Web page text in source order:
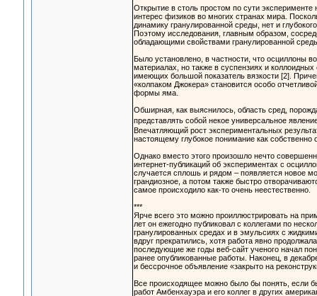
Открытие в столь простом по сути
интерес физиков во многих странах мира.
динамику гранулированной среды, нет и
Поэтому исследования, главным образом,
обладающими свойствами гранулированной
Было установлено, в частности, что осциллоны
материалах, но также в суспензиях и
имеющих большой показатель вязкости [2].
«колпаком Джокера» становится особо
формы яма.
Обширная, как выяснилось, область сред,
представлять собой некое универсальное
Впечатляющий рост экспериментальных
настоящему глубокое понимание как
Однако вместо этого произошло нечто
интернет-публикаций об экспериментах с
случается сплошь и рядом – появляется новое
грандиозное, а потом также быстро
самое происходило как-то очень неестественно.
***
Ярче всего это можно проиллюстрировать на
лет он ежегодно публиковал с коллегами по
гранулированных средах и в эмульсиях с
вдруг прекратились, хотя работа явно
последующие же годы веб-сайт ученого начал
ранее опубликованные работы. Наконец, в
и бессрочное объявление «закрыто на
Все происходящее можно было бы понять, если
работ Амбенхауэра и его коллег в других